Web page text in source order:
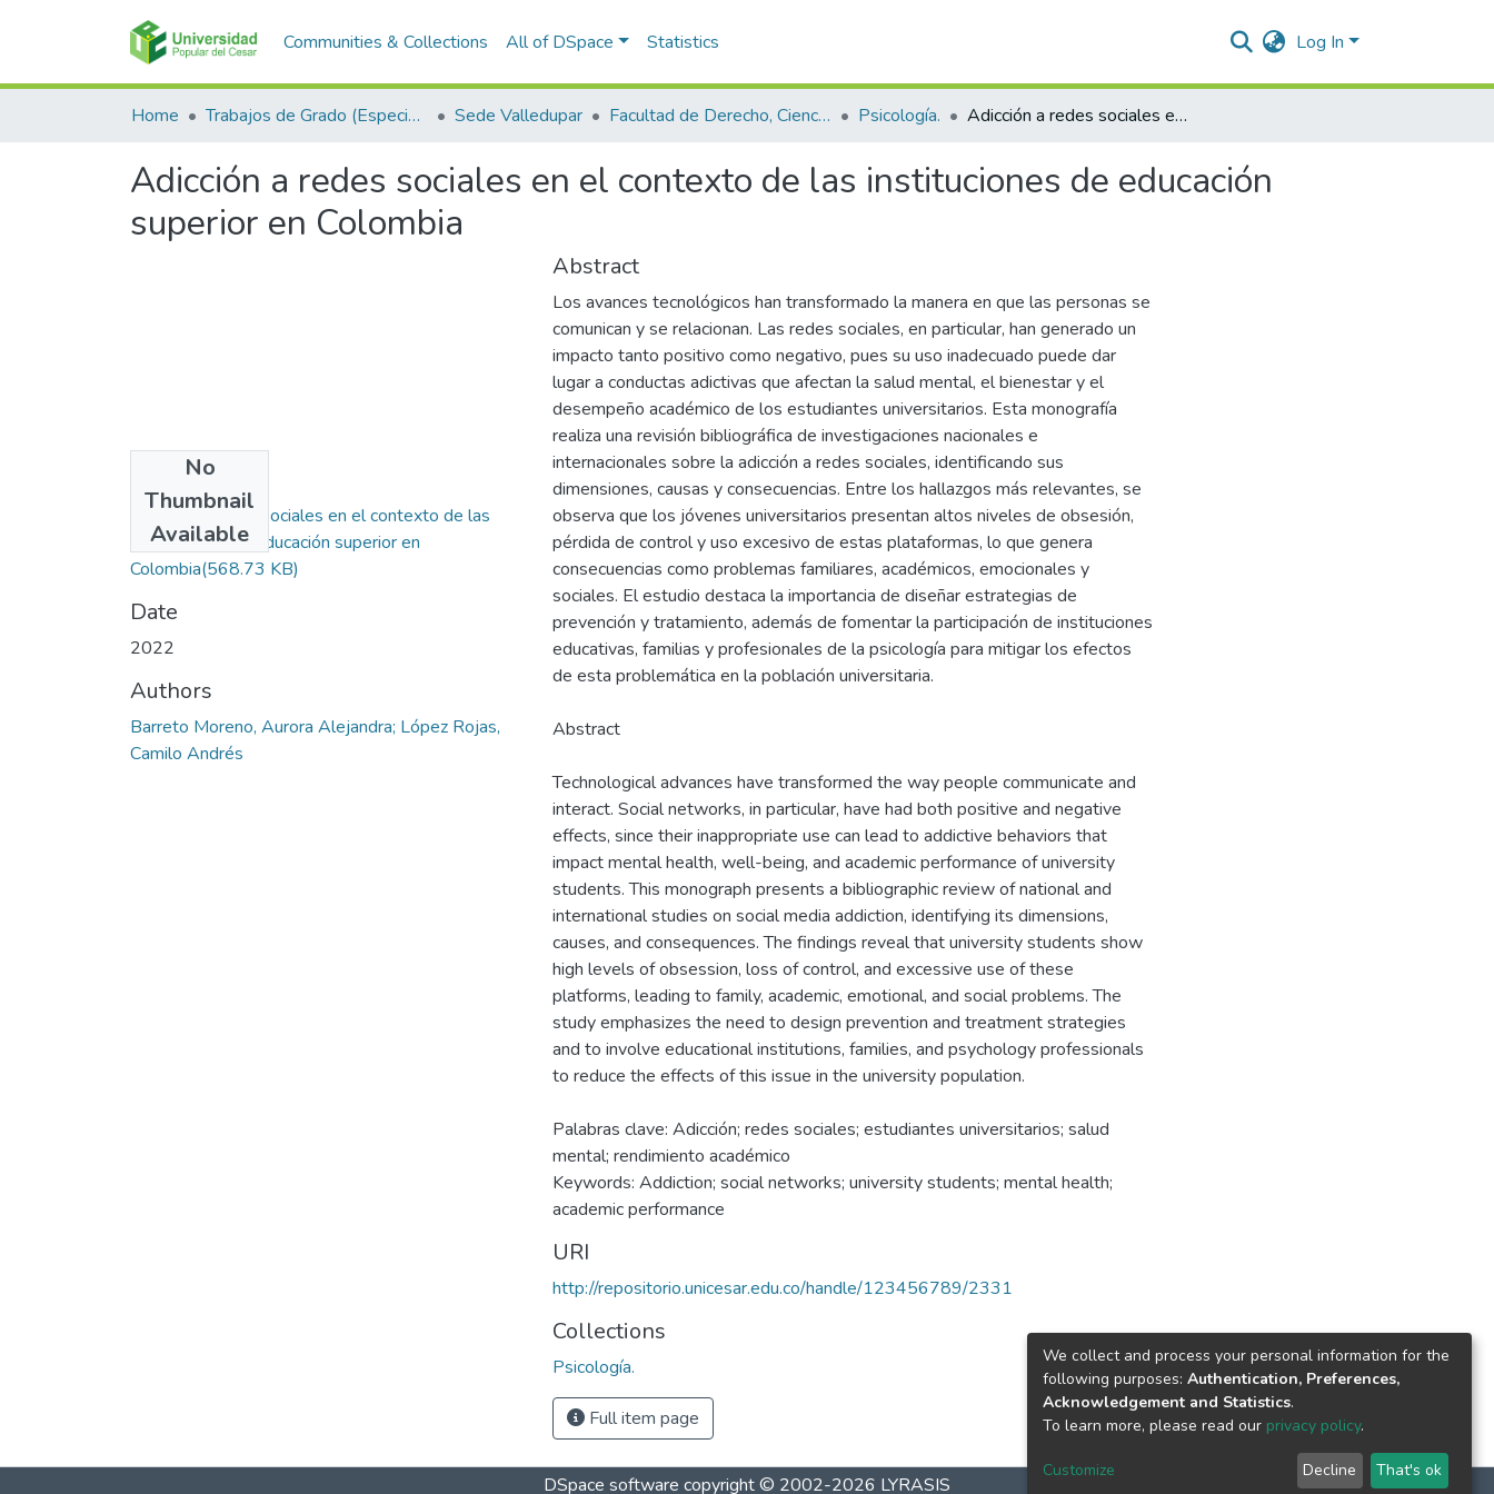
Communities & Collections All of DSpace Statistics Log In
Home Trabajos de Grado (Especializaciones y Pregrados) Sede Valledupar Facultad de Derecho, Ciencias Políticas y Sociales. Psicología. Adicción a redes sociales en el contexto de las instituciones de educación superior en Colombia
Adicción a redes sociales en el contexto de las instituciones de educación
superior en Colombia
No
Thumbnail
Available
Adicción a redes sociales en el contexto de las
instituciones de educación superior en
Colombia(568.73 KB)
Date
2022
Authors
Barreto Moreno, Aurora Alejandra; López Rojas,
Camilo Andrés
Abstract
Los avances tecnológicos han transformado la manera en que las personas se
comunican y se relacionan. Las redes sociales, en particular, han generado un
impacto tanto positivo como negativo, pues su uso inadecuado puede dar
lugar a conductas adictivas que afectan la salud mental, el bienestar y el
desempeño académico de los estudiantes universitarios. Esta monografía
realiza una revisión bibliográfica de investigaciones nacionales e
internacionales sobre la adicción a redes sociales, identificando sus
dimensiones, causas y consecuencias. Entre los hallazgos más relevantes, se
observa que los jóvenes universitarios presentan altos niveles de obsesión,
pérdida de control y uso excesivo de estas plataformas, lo que genera
consecuencias como problemas familiares, académicos, emocionales y
sociales. El estudio destaca la importancia de diseñar estrategias de
prevención y tratamiento, además de fomentar la participación de instituciones
educativas, familias y profesionales de la psicología para mitigar los efectos
de esta problemática en la población universitaria.
Abstract
Technological advances have transformed the way people communicate and
interact. Social networks, in particular, have had both positive and negative
effects, since their inappropriate use can lead to addictive behaviors that
impact mental health, well-being, and academic performance of university
students. This monograph presents a bibliographic review of national and
international studies on social media addiction, identifying its dimensions,
causes, and consequences. The findings reveal that university students show
high levels of obsession, loss of control, and excessive use of these
platforms, leading to family, academic, emotional, and social problems. The
study emphasizes the need to design prevention and treatment strategies
and to involve educational institutions, families, and psychology professionals
to reduce the effects of this issue in the university population.
Palabras clave: Adicción; redes sociales; estudiantes universitarios; salud
mental; rendimiento académico
Keywords: Addiction; social networks; university students; mental health;
academic performance
URI
http://repositorio.unicesar.edu.co/handle/123456789/2331
Collections
Psicología.
Full item page
DSpace software copyright © 2002-2026 LYRASIS
We collect and process your personal information for the
following purposes: Authentication, Preferences,
Acknowledgement and Statistics.
To learn more, please read our privacy policy.
Customize Decline That's ok